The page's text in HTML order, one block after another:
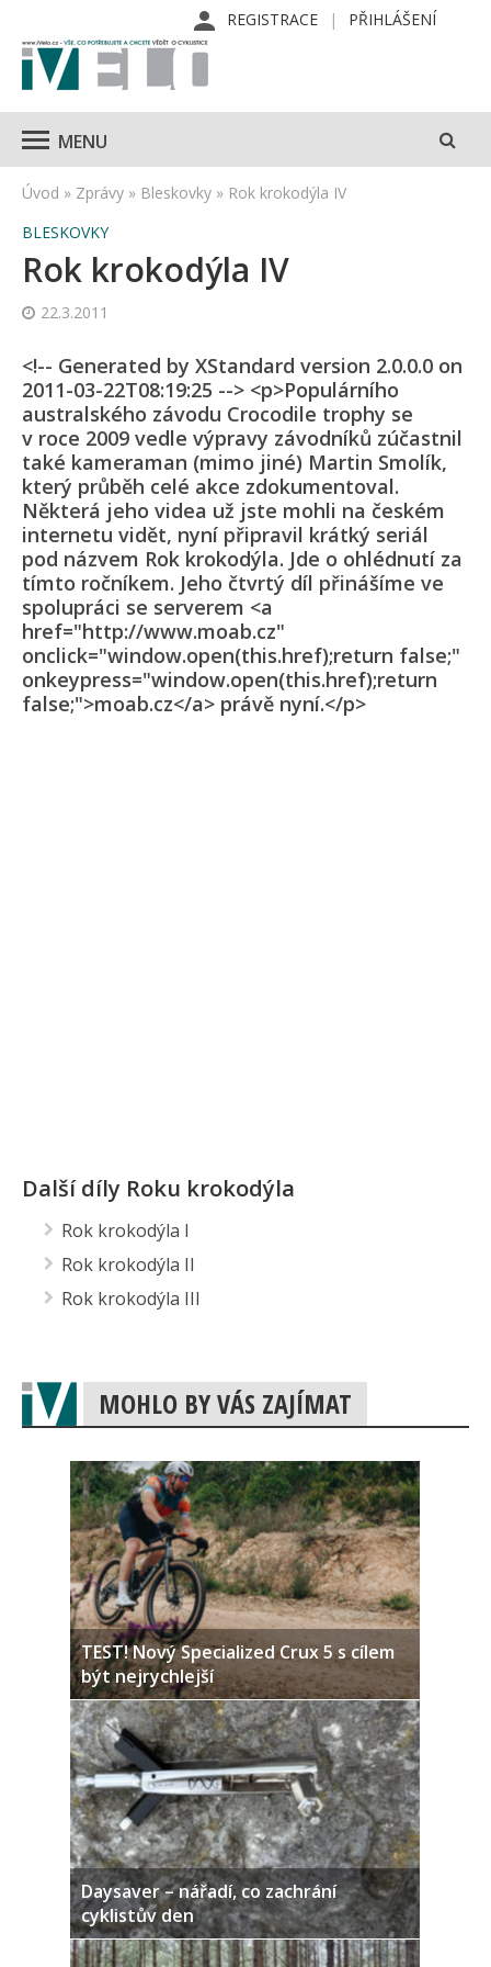
REGISTRACE PŘIHLÁŠENÍ
MENU
Úvod » Zprávy » Bleskovky » Rok krokodýla IV
BLESKOVKY
Rok krokodýla IV
22.3.2011
<!-- Generated by XStandard version 2.0.0.0 on
2011-03-22T08:19:25 --> <p>Populárního
australského závodu Crocodile trophy se
v roce 2009 vedle výpravy závodníků zúčastnil
také kameraman (mimo jiné) Martin Smolík,
který průběh celé akce zdokumentoval.
Některá jeho videa už jste mohli na českém
internetu vidět, nyní připravil krátký seriál
pod názvem Rok krokodýla. Jde o ohlédnutí za
tímto ročníkem. Jeho čtvrtý díl přinášíme ve
spolupráci se serverem <a
href="http://www.moab.cz"
onclick="window.open(this.href);return false;"
onkeypress="window.open(this.href);return
false;">moab.cz</a> právě nyní.</p>
Další díly Roku krokodýla
Rok krokodýla I
Rok krokodýla II
Rok krokodýla III
MOHLO BY VÁS ZAJÍMAT
TEST! Nový Specialized Crux 5 s cílem
být nejrychlejší
Daysaver – nářadí, co zachrání
cyklistův den